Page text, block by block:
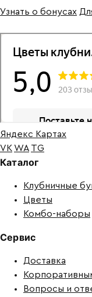
Узнать о бонусах
Яндекс Картах
VKWA TG
Каталог
Клубничные
Цветы
Комбо-наборы
Сервис
Доставка
Вопросы и